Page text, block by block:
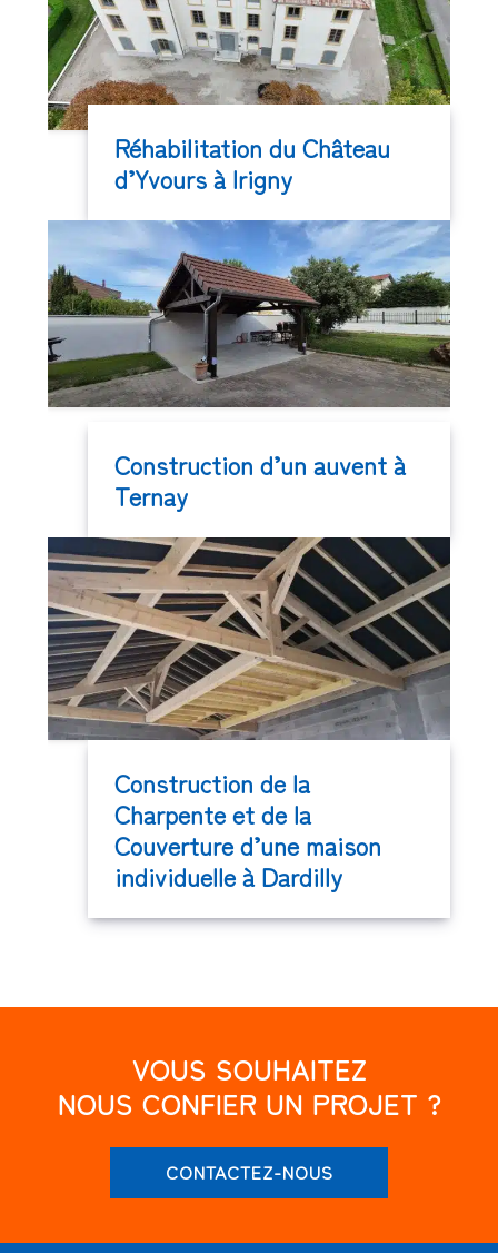
Réhabilitation du Château
d’Yvours à Irigny
Construction d’un auvent à
Ternay
Construction de la
Charpente et de la
Couverture d’une maison
individuelle à Dardilly
VOUS SOUHAITEZ
NOUS CONFIER UN PROJET ?
CONTACTEZ-NOUS